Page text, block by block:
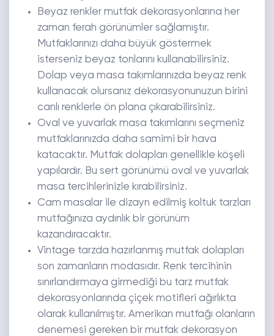
Beyaz renkler mutfak dekorasyonlarına her
zaman ferah görünümler sağlamıştır.
Mutfaklarınızı daha büyük göstermek
isterseniz beyaz tonlarını kullanabilirsiniz.
Dolap veya masa takımlarınızda beyaz renk
kullanacak olursanız dekorasyonunuzun birini
canlı renklerle ön plana çıkarabilirsiniz.
Oval ve yuvarlak masa takımlarını seçmeniz
mutfaklarınızda daha samimi bir hava
katacaktır. Mutfak dolapları genellikle köşeli
yapılardır. Bu sert görünümü oval ve yuvarlak
masa tercihlerinizle kırabilirsiniz.
Cam masalar ile dizayn edilmiş koltuk tarzları
mutfağınıza aydınlık bir görünüm
kazandıracaktır.
Vintage tarzda hazırlanmış mutfak dolapları
son zamanların modasıdır. Renk tercihinin
sınırlandırmaya girmediği bu tarz mutfak
dekorasyonlarında çiçek motifleri ağırlıkta
olarak kullanılmıştır. Amerikan mutfağı olanların
denemesi gereken bir mutfak dekorasyon